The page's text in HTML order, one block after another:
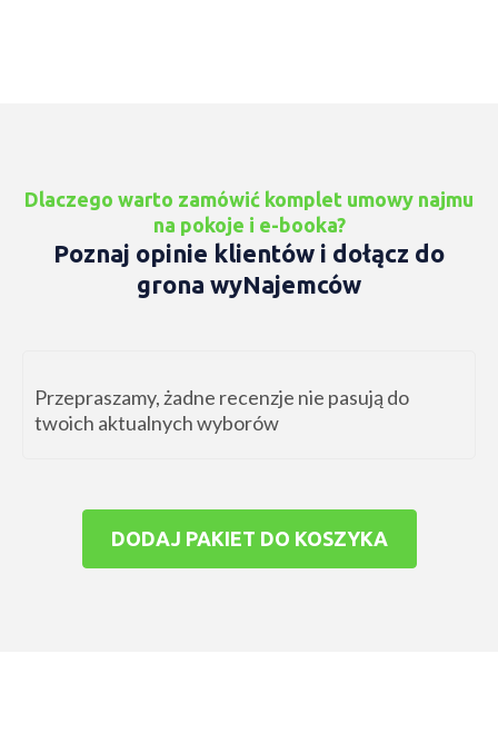
Dlaczego warto zamówić komplet umowy najmu
na pokoje i e-booka?
Poznaj opinie klientów i dołącz do
grona wyNajemców
Przepraszamy, żadne recenzje nie pasują do
twoich aktualnych wyborów
DODAJ PAKIET DO KOSZYKA